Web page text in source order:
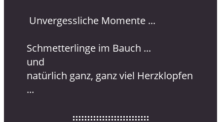
Unvergessliche Momente ...
Schmetterlinge im Bauch ...
und
natürlich ganz, ganz viel Herzklopfen
...